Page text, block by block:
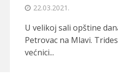
22.03.2021.
U velikoj sali opštine
Petrovac na Mlavi.
većnici...